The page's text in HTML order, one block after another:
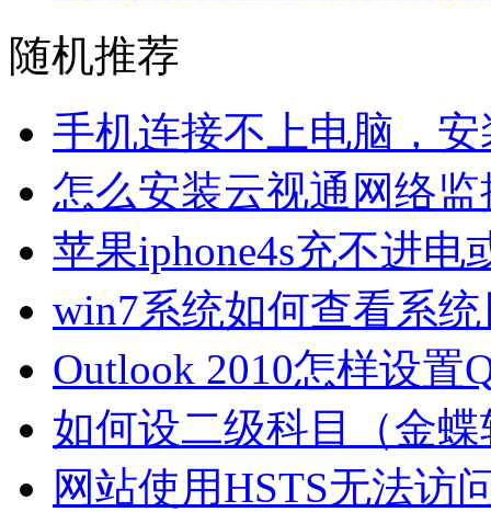
随机推荐
手机连接不上电脑，
怎么安装云视通网络
苹果iphone4s充不进
win7系统如何查看系
Outlook 2010怎样设置
如何设二级科目（金
网站使用HSTS无法访